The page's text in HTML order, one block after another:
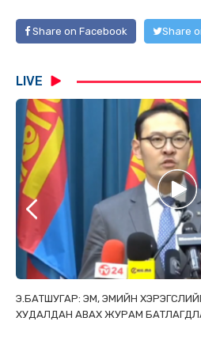
Share on Facebook Share
LIVE
Э.БАТШУГАР: ЭМ, ЭМИЙН
ХУДАЛДАН АВАХ ЖУРАМ